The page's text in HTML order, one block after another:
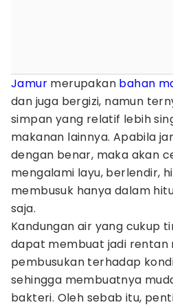
Jamur merupakan bahan
dan juga bergizi, namun
simpan yang relatif lebih
makanan lainnya. Apabila
dengan benar, maka akan
mengalami layu, berlendir,
membusuk hanya dalam
saja.
Kandungan air yang cukup
dapat membuat jadi rentan
pembusukan terhadap
sehingga membuatnya
bakteri. Oleh sebab itu,